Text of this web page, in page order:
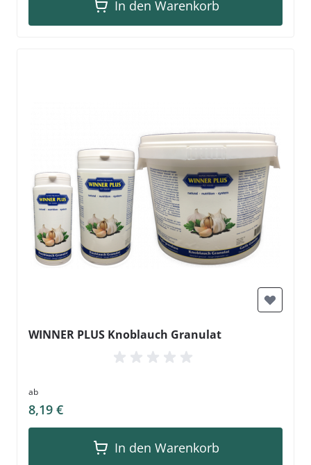
In den Warenkorb
WINNER PLUS Knoblauch Granulat
ab
8,19 €
In den Warenkorb